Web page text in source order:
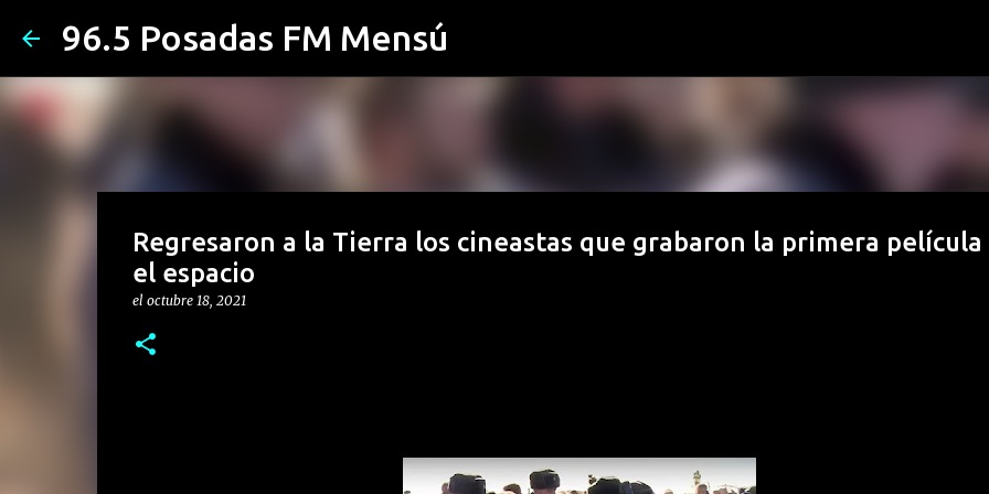
96.5 Posadas FM Mensú
Regresaron a la Tierra los cineastas que grabaron la primera película
el espacio
el octubre 18, 2021